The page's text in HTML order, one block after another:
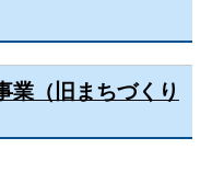
業（旧まちづくり